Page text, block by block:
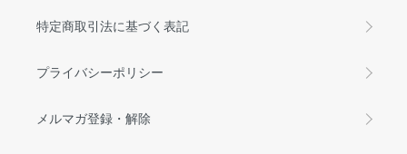
特定商取引法に基づく表記
プライバシーポリシー
メルマガ登録・解除